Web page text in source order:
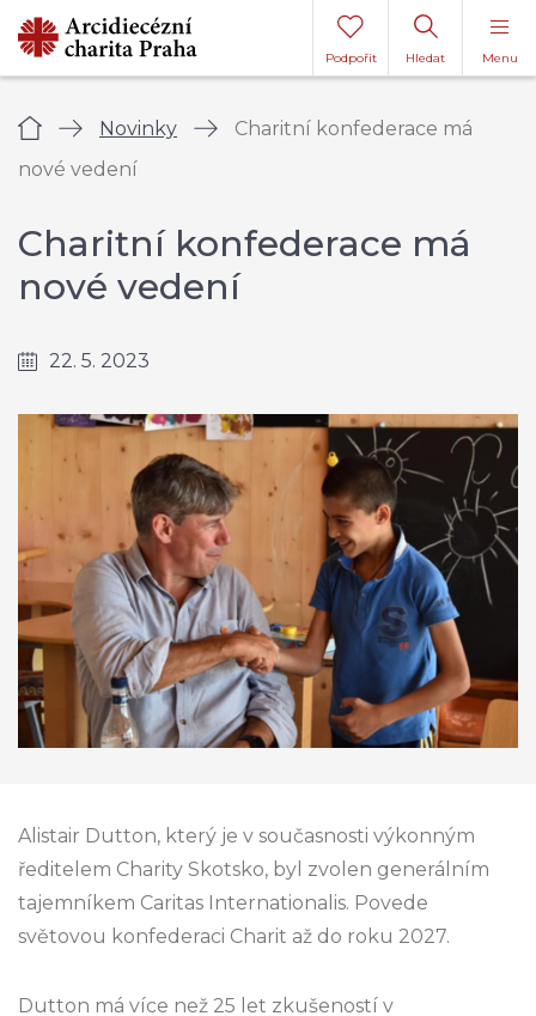
Menu
Hledat
Podpořit
Úvod Novinky
Charitní konfederace má
nové vedení
Charitní konfederace má
nové vedení
22. 5. 2023
Alistair Dutton, který je v současnosti výkonným
ředitelem Charity Skotsko, byl zvolen generálním
tajemníkem Caritas Internationalis. Povede
světovou konfederaci Charit až do roku 2027.
Dutton má více než 25 let zkušeností v